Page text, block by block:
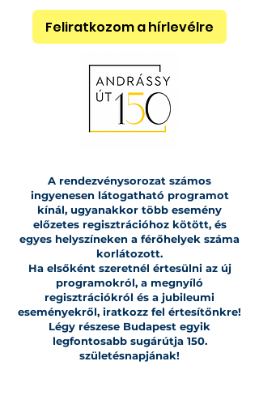
Feliratkozom a hírlevélre
A rendezvénysorozat számos
ingyenesen látogatható programot
kínál, ugyanakkor több esemény
előzetes regisztrációhoz kötött, és
egyes helyszíneken a férőhelyek száma
korlátozott.
Ha elsőként szeretnél értesülni az új
programokról, a megnyíló
regisztrációkról és a jubileumi
eseményekről, iratkozz fel értesítőnkre!
Légy részese Budapest egyik
legfontosabb sugárútja 150.
születésnapjának!